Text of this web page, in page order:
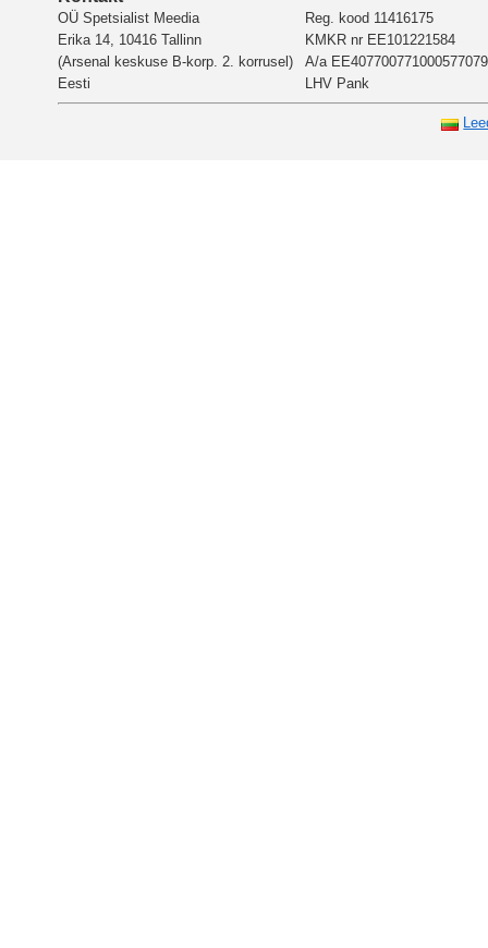
OÜ Spetsialist Meedia
Erika 14, 10416 Tallinn
(Arsenal keskuse B-korp. 2. korrusel)
Eesti
Reg. kood 11416175
KMKR nr EE101221584
A/a EE407700771000577079
LHV Pank